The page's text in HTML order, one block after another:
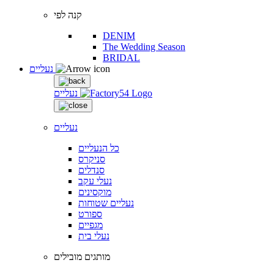
קנה לפי
DENIM
The Wedding Season
BRIDAL
נעליים
נעליים
כל הנעליים
סניקרס
סנדלים
נעלי עקב
מוקסינים
נעליים שטוחות
ספורט
מגפיים
נעלי בית
מותגים מובילים